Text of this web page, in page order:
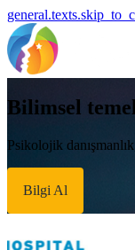
Bilimsel
Psikolojik
Bilgi Al